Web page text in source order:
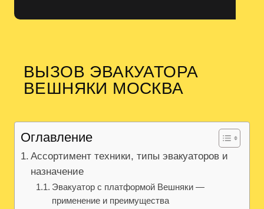
ВЫЗОВ ЭВАКУАТОРА
ВЕШНЯКИ МОСКВА
Оглавление
Ассортимент техники, типы эвакуаторов и
назначение
Эвакуатор с платформой Вешняки —
применение и преимущества